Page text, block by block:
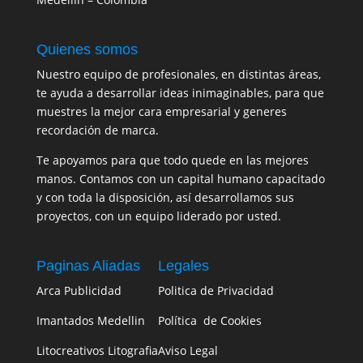
Quienes somos
Nuestro equipo de profesionales, en distintas áreas,
te ayuda a desarrollar ideas inimaginables, para que
muestres la mejor cara empresarial y generes
recordación de marca.
Te apoyamos para que todo quede en las mejores
manos. Contamos con un capital humano capacitado
y con toda la disposición, así desarrollamos sus
proyectos, con un equipo liderado por usted.
Paginas Aliadas
Arca Publicidad
Imantados Medellin
Litocreativos Litografia
Legales
Politica de Privacidad
Política de Cookies
Aviso Legal